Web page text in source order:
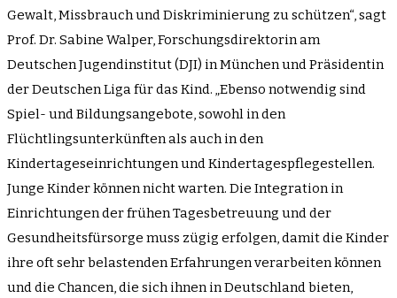
Gewalt, Missbrauch und Diskriminierung zu schützen“, sagt
Prof. Dr. Sabine Walper, Forschungsdirektorin am
Deutschen Jugendinstitut (DJI) in München und Präsidentin
der Deutschen Liga für das Kind. „Ebenso notwendig sind
Spiel- und Bildungsangebote, sowohl in den
Flüchtlingsunterkünften als auch in den
Kindertageseinrichtungen und Kindertagespflegestellen.
Junge Kinder können nicht warten. Die Integration in
Einrichtungen der frühen Tagesbetreuung und der
Gesundheitsfürsorge muss zügig erfolgen, damit die Kinder
ihre oft sehr belastenden Erfahrungen verarbeiten können
und die Chancen, die sich ihnen in Deutschland bieten,